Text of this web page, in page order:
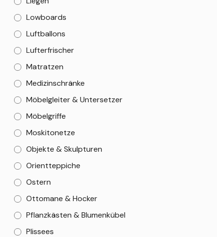
Lowboards
Luftballons
Lufterfrischer
Matratzen
Medizinschränke
Möbelgleiter & Untersetzer
Möbelgriffe
Moskitonetze
Objekte & Skulpturen
Orientteppiche
Ostern
Ottomane & Hocker
Pflanzkästen & Blumenkübel
Plissees